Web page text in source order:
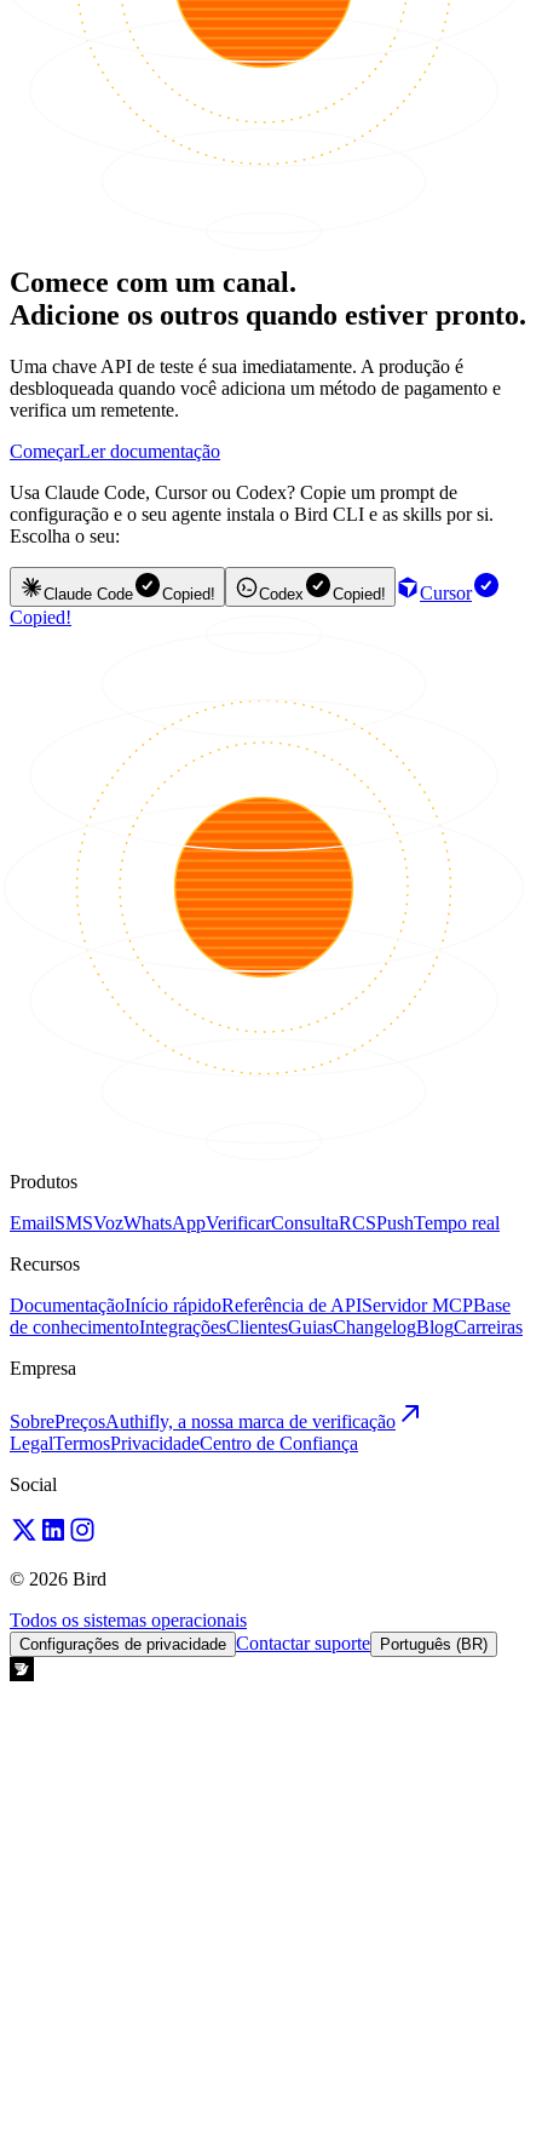
Comece com um canal.
Adicione os outros quando estiver pronto.
Uma chave API de teste é sua imediatamente. A produção é
desbloqueada quando você adiciona um método de pagamento e
verifica um remetente.
ComeçarLer documentação
Usa Claude Code, Cursor ou Codex? Copie um prompt de
configuração e o seu agente instala o Bird CLI e as skills por si.
Escolha o seu:
Claude Code Copied! Codex Copied!
Cursor
Copied!
Produtos
EmailSMSVozWhatsAppVerificarConsultaRCSPushTempo real
Recursos
DocumentaçãoInício rápidoReferência de APIServidor MCPBase
de conhecimentoIntegraçõesClientesGuiasChangelogBlogCarreiras
Empresa
SobrePreçosAuthifly, a nossa marca de verificação
LegalTermosPrivacidadeCentro de Confiança
Social
© 2026 Bird
Todos os sistemas operacionais
Configurações de privacidade Contactar suporte Português (BR)